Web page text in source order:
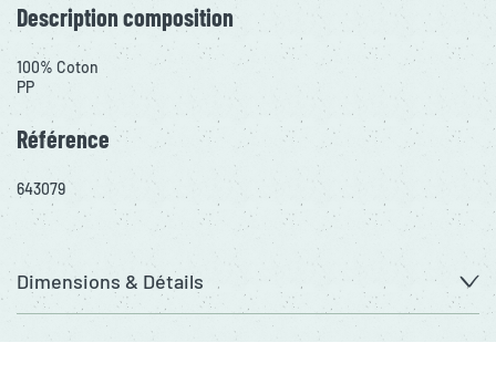
Description composition
100% Coton
PP
Référence
643079
Dimensions & Détails